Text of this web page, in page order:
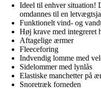
Ideel til enhver situation!
omdannes til en
Funktionelt vind- og
Høj krave med integreret
Aftagelige ærmer
Fleeceforing
Indvendig lomme med
Sidelommer med lynlås
Elastiske manchetter på
Snoretræk forneden